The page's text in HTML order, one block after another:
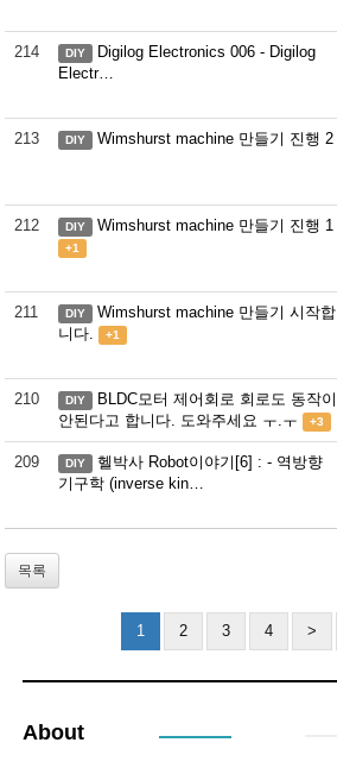
214 DIY
Digilog Electronics 006 - Digilog
Electr…
213 DIY Wimshurst machine 만들기 진행 2
212 DIY Wimshurst machine 만들기 진행 1
+1
211 DIY
Wimshurst machine 만들기 시작합
니다.
+1
210 DIY
BLDC모터 제어회로 회로도 동작이
안된다고 합니다. 도와주세요 ㅜ.ㅜ
+3
209 DIY
헬박사 Robot이야기[6] : - 역방향
기구학 (inverse kin…
목록
1 2 3 4 >
About